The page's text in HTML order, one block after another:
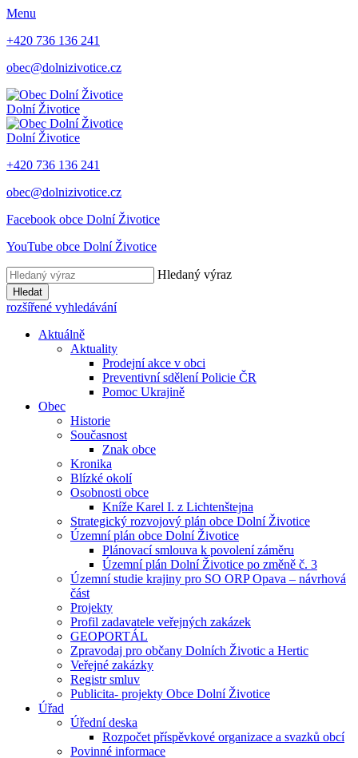
Menu
+420 736 136 241
obec@dolnizivotice.cz
Dolní Životice
Dolní Životice
+420 736 136 241
obec@dolnizivotice.cz
Facebook obce Dolní Životice
YouTube obce Dolní Životice
Hledaný výraz
Hledat
rozšířené vyhledávání
Aktuálně
Aktuality
Prodejní akce v obci
Preventivní sdělení Policie ČR
Pomoc Ukrajině
Obec
Historie
Současnost
Znak obce
Kronika
Blízké okolí
Osobnosti obce
Kníže Karel I. z Lichtenštejna
Strategický rozvojový plán obce Dolní Životice
Územní plán obce Dolní Životice
Plánovací smlouva k povolení záměru
Územní plán Dolní Životice po změně č. 3
Územní studie krajiny pro SO ORP Opava – návrhová
část
Projekty
Profil zadavatele veřejných zakázek
GEOPORTÁL
Zpravodaj pro občany Dolních Životic a Hertic
Veřejné zakázky
Registr smluv
Publicita- projekty Obce Dolní Životice
Úřad
Úřední deska
Rozpočet příspěvkové organizace a svazků obcí
Povinné informace